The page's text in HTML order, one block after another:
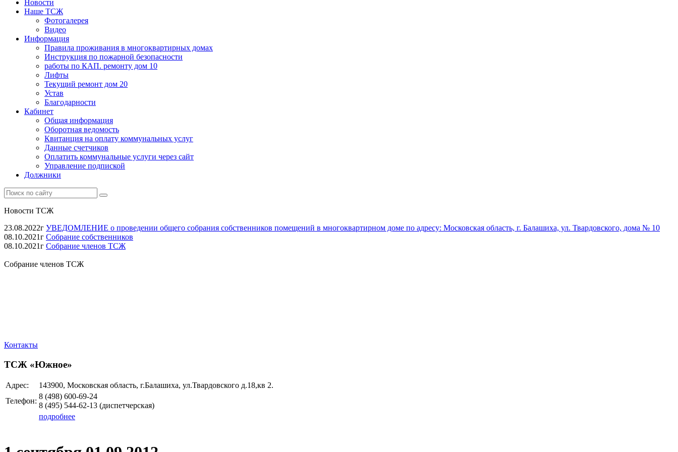
Новости
Наше ТСЖ
Фотогалерея
Видео
Информация
Правила проживания в многоквартирных домах
Инструкция по пожарной безопасности
работы по КАП. ремонту дом 10
Лифты
Текущий ремонт дом 20
Устав
Благодарности
Кабинет
Общая информация
Оборотная ведомость
Квитанция на оплату коммунальных услуг
Данные счетчиков
Оплатить коммунальные услуги через сайт
Управление подпиской
Должники
Новости ТСЖ
23.08.2022г УВЕДОМЛЕНИЕ о проведении общего собрания собственников помещений в многоквартирном доме по адресу: Московская область, г. Балашиха, ул. Твардовского, дома № 10
08.10.2021г Собрание собственников
08.10.2021г Собрание членов ТСЖ
Собрание членов ТСЖ
Контакты
ТСЖ «Южное»
Адрес:
143900, Московская область, г.Балашиха, ул.Твардовского д.18,кв 2.
Телефон:
8 (498) 600-69-24
8 (495) 544-62-13 (диспетчерская)
подробнее